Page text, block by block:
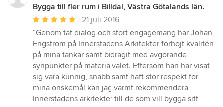
Bygga till fler rum i Billdal, Västra Götalands län.
Genomsnittligt
omdöme:
5
av
5
stjärnor
21 juli 2016
“Genom tät dialog och stort engagemang har Johan
Engström på Innerstadens Arkitekter förhöjt kvalitén
på mina tankar samt bidragit med avgörande
synpunkter på materialvalet. Eftersom han har visat
sig vara kunnig, snabb samt haft stor respekt för
mina önskemål kan jag varmt rekommendera
Innerstadens arkitekter till de som vill bygga sitt